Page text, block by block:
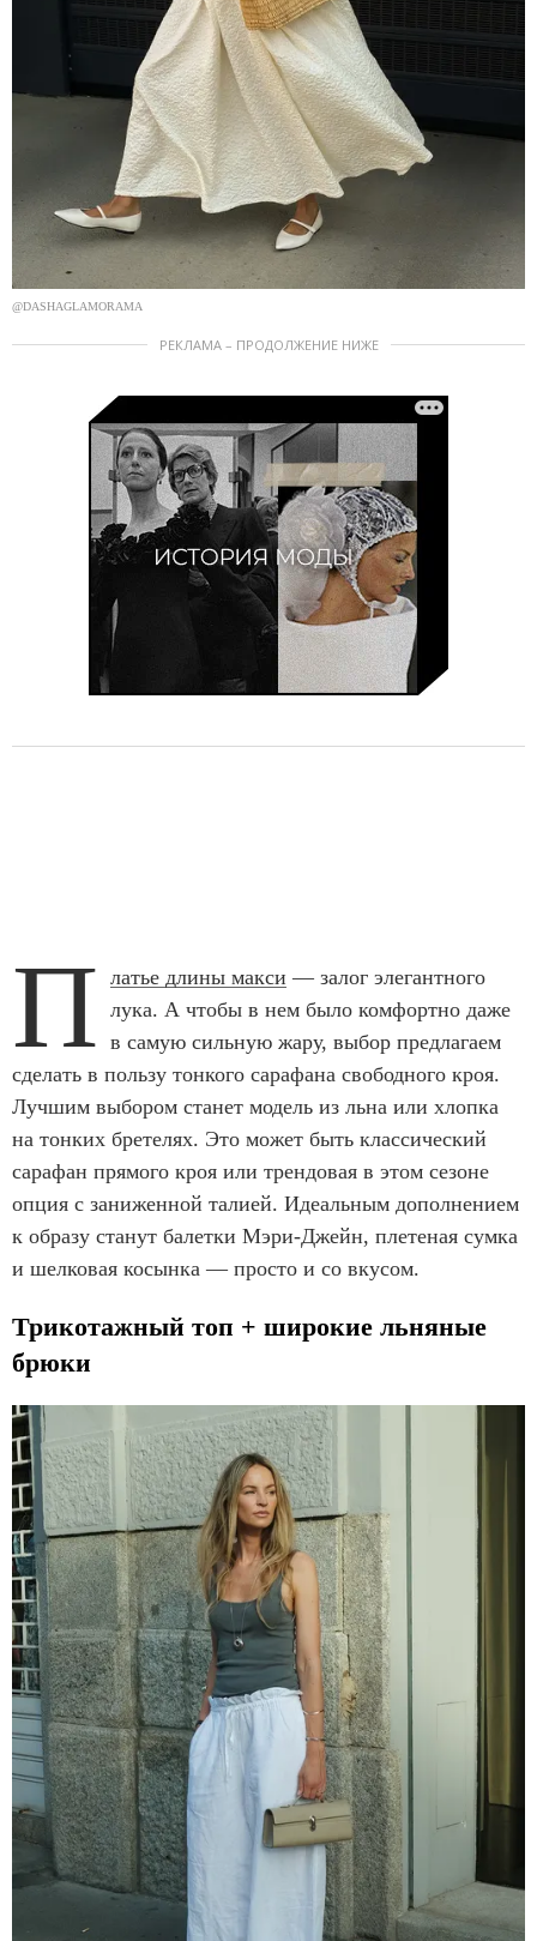
@DASHAGLAMORAMA
РЕКЛАМА – ПРОДОЛЖЕНИЕ НИЖЕ
П латье длины макси — залог элегантного
лука. А чтобы в нем было комфортно даже
в самую сильную жару, выбор предлагаем
сделать в пользу тонкого сарафана свободного кроя.
Лучшим выбором станет модель из льна или хлопка
на тонких бретелях. Это может быть классический
сарафан прямого кроя или трендовая в этом сезоне
опция с заниженной талией. Идеальным дополнением
к образу станут балетки Мэри-Джейн, плетеная сумка
и шелковая косынка — просто и со вкусом.
Трикотажный топ + широкие льняные
брюки